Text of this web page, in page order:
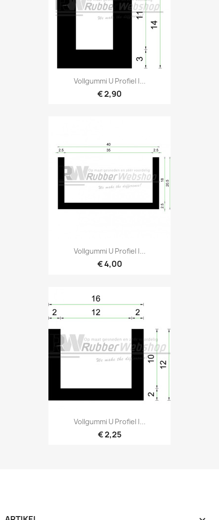
Vollgummi U Profiel |...
€ 2,90
Vollgummi U Profiel |...
€ 4,00
Vollgummi U Profiel |...
€ 2,25